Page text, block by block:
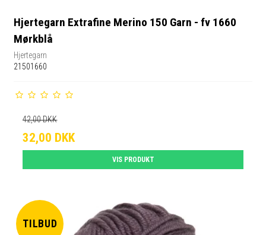
Hjertegarn Extrafine Merino 150 Garn - fv 1660
Mørkblå
Hjertegarn
21501660
42,00 DKK
32,00 DKK
VIS PRODUKT
TILBUD